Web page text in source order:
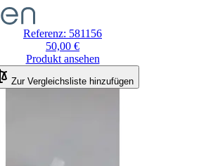
Referenz: 581156
50,00 €
Produkt ansehen
Zur Vergleichsliste hinzufügen